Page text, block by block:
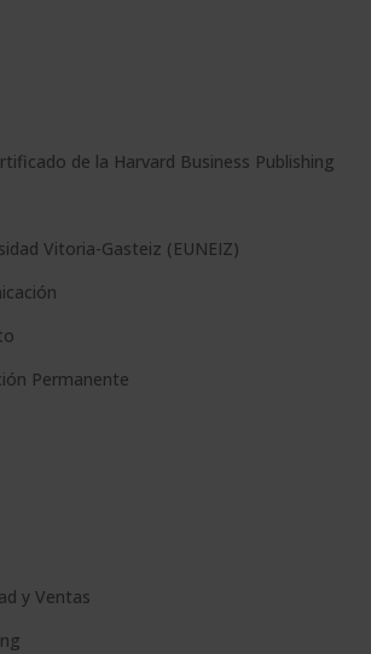
de la Harvard Business Publishing
Vitoria-Gasteiz (EUNEIZ)
Permanente
y Ventas